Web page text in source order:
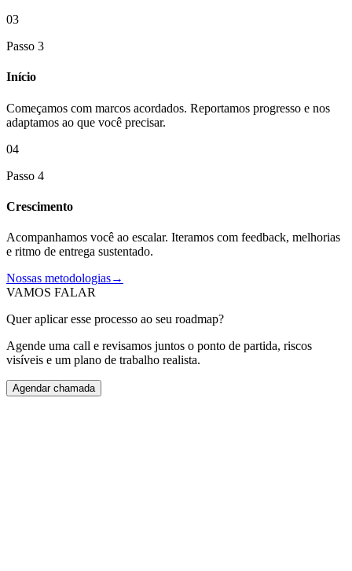
03
Passo 3
Início
Começamos com marcos acordados. Reportamos progresso e nos
adaptamos ao que você precisar.
04
Passo 4
Crescimento
Acompanhamos você ao escalar. Iteramos com feedback, melhorias
e ritmo de entrega sustentado.
Nossas metodologias→
VAMOS FALAR
Quer aplicar esse processo ao seu roadmap?
Agende uma call e revisamos juntos o ponto de partida, riscos
visíveis e um plano de trabalho realista.
Agendar chamada